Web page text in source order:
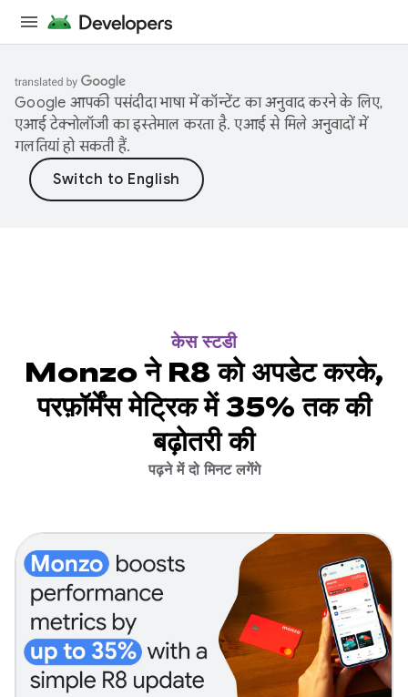
Google आपकी पसंदीदा भाषा में कॉन्टेंट का अनुवाद करने के लिए,
एआई टेक्नोलॉजी का इस्तेमाल करता है. एआई से मिले अनुवादों में
गलतियां हो सकती हैं.
केस स्टडी
Monzo ने R8 को अपडेट करके,
परफ़ॉर्मेंस मेट्रिक में 35% तक की
बढ़ोतरी की
पढ़ने में दो मिनट लगेंगे